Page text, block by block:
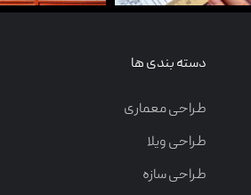
دسته بندی ها
طراحی معماری
طراحی ویلا
طراحی سازه